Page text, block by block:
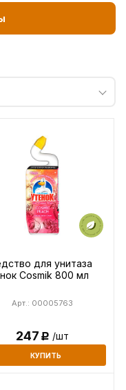
для унитаза
Cosmik 800 мл
Арт.: 00005763
247Р /шт
КУПИТЬ